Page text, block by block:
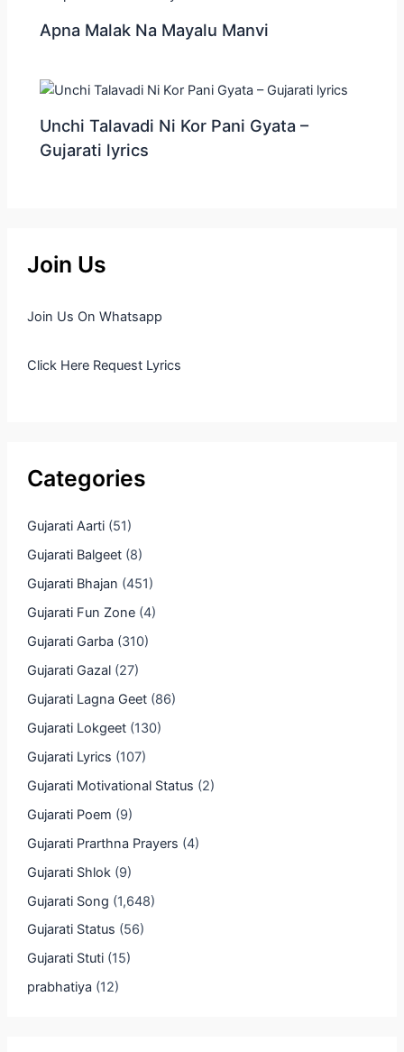
Apna Malak Na Mayalu Manvi
Unchi Talavadi Ni Kor Pani Gyata –
Gujarati lyrics
Join Us
Join Us On Whatsapp
Click Here Request Lyrics
Categories
Gujarati Aarti(51)
Gujarati Balgeet(8)
Gujarati Bhajan (451)
Gujarati Fun Zone(4)
Gujarati Garba (310)
Gujarati Gazal(27)
Gujarati Lagna Geet(86)
Gujarati Lokgeet(130)
Gujarati Lyrics (107)
Gujarati Motivational Status (2)
Gujarati Poem (9)
Gujarati Prarthna Prayers (4)
Gujarati Shlok(9)
Gujarati Song (1,648)
Gujarati Status (56)
Gujarati Stuti(15)
prabhatiya (12)